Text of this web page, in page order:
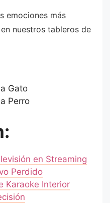
emociones más
nuestros tableros de
Gato
Perro
en Streaming
Perdido
Karaoke Interior